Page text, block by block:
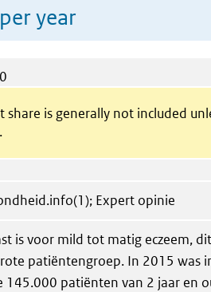
year
share is generally not included
Expert opinie
is voor mild tot matig eczeem,
patiëntengroep. In 2015 was
145.000 patiënten van 2 jaar en